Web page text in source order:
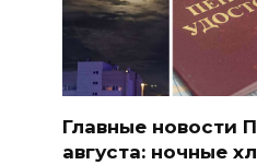
Главные новости
августа: ночные